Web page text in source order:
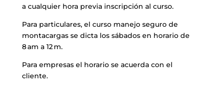
a cualquier hora previa inscripción al curso.
Para particulares, el curso manejo seguro de
montacargas se dicta los sábados en horario de
8 am a 12 m.
Para empresas el horario se acuerda con el
cliente.